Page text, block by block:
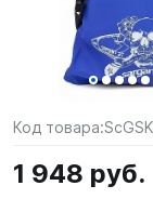
Бренды
Акции
Код товара:
1 948 руб.